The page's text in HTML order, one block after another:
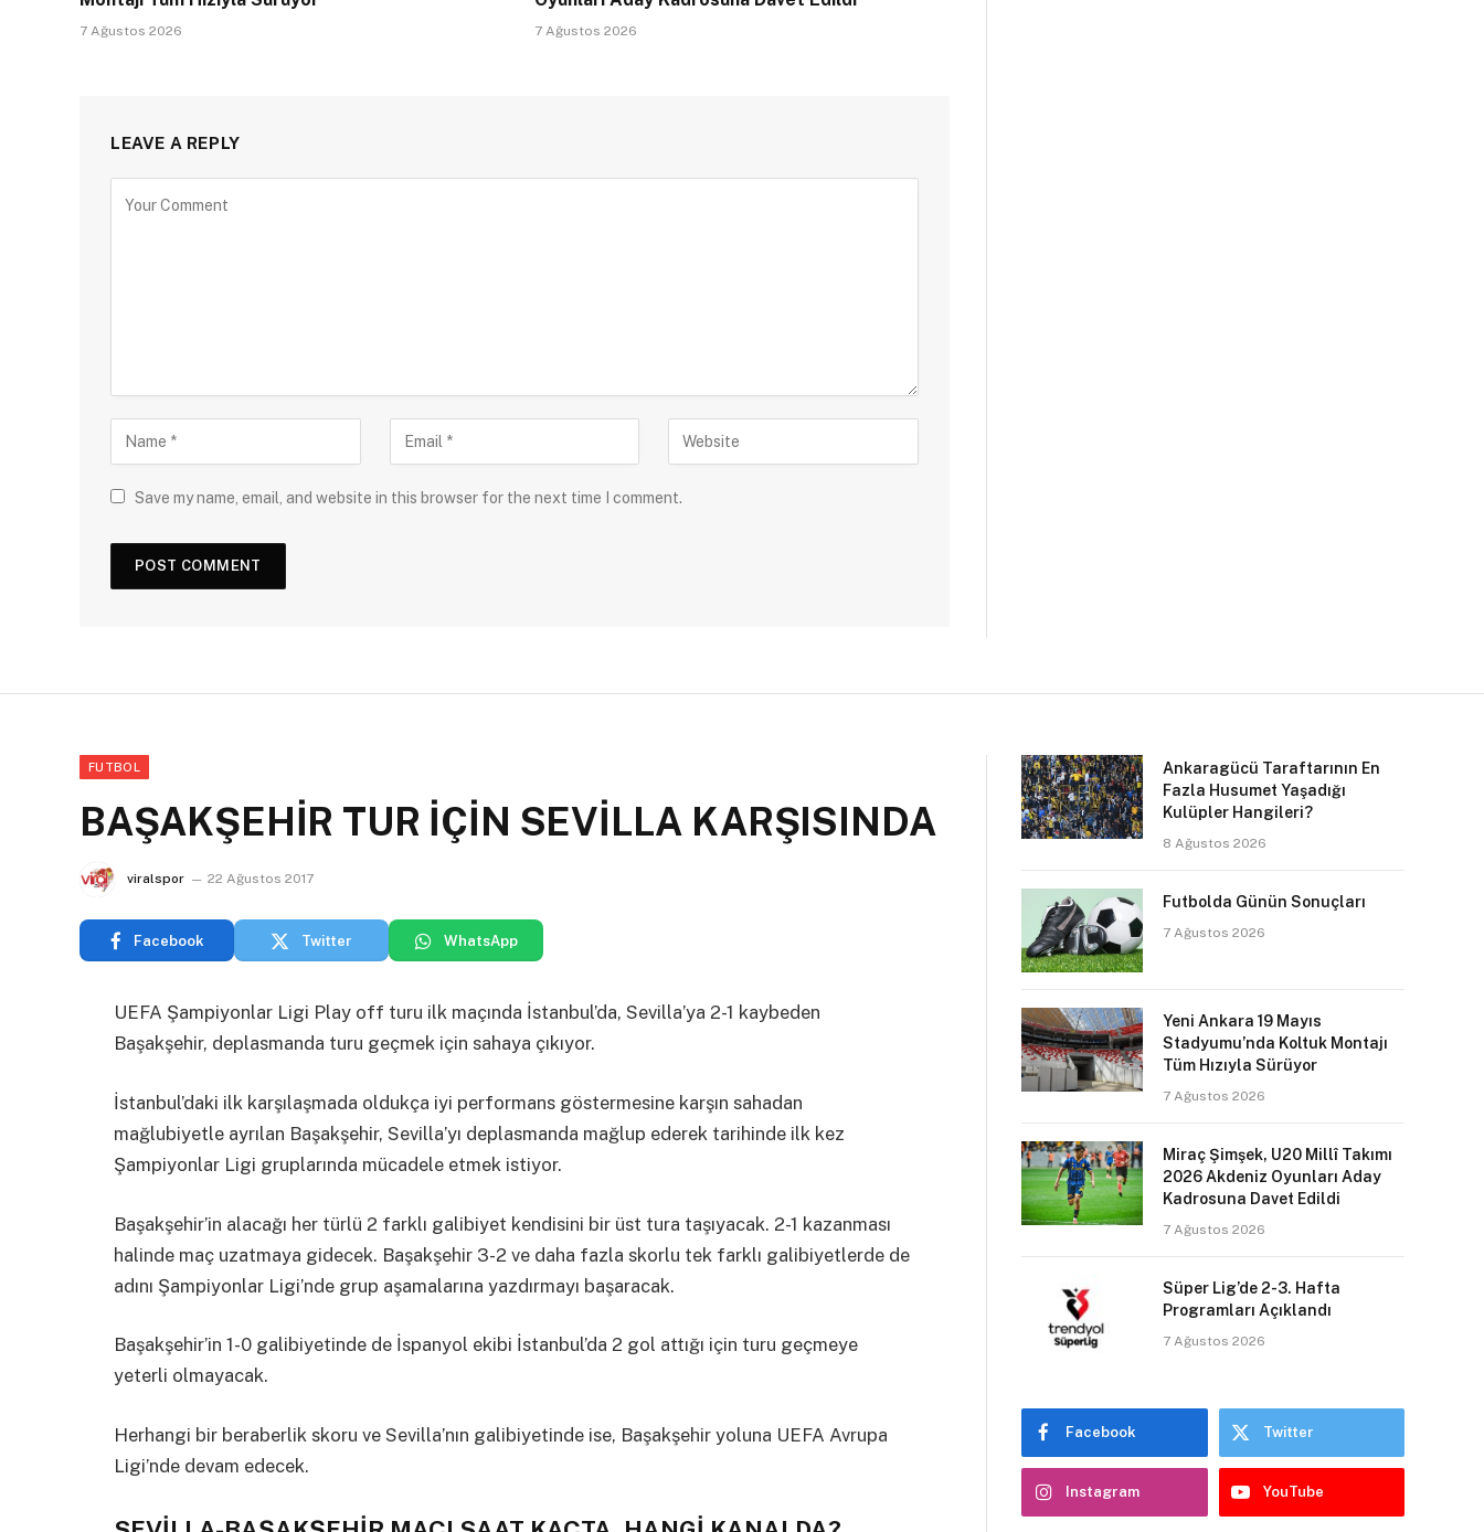
7 Ağustos 2026 7 Ağustos 2026
LEAVE A REPLY
Save my name, email, and website in this browser for the next time I comment.
FUTBOL
BAŞAKŞEHİR TUR İÇİN SEVİLLA KARŞISINDA
viralspor 22 Ağustos 2017
Facebook Twitter WhatsApp
UEFA Şampiyonlar Ligi Play off turu ilk maçında İstanbul’da, Sevilla’ya 2-1 kaybeden
Başakşehir, deplasmanda turu geçmek için sahaya çıkıyor.
İstanbul’daki ilk karşılaşmada oldukça iyi performans göstermesine karşın sahadan
mağlubiyetle ayrılan Başakşehir, Sevilla’yı deplasmanda mağlup ederek tarihinde ilk kez
Şampiyonlar Ligi gruplarında mücadele etmek istiyor.
Başakşehir’in alacağı her türlü 2 farklı galibiyet kendisini bir üst tura taşıyacak. 2-1 kazanması
halinde maç uzatmaya gidecek. Başakşehir 3-2 ve daha fazla skorlu tek farklı galibiyetlerde de
adını Şampiyonlar Ligi’nde grup aşamalarına yazdırmayı başaracak.
Başakşehir’in 1-0 galibiyetinde de İspanyol ekibi İstanbul’da 2 gol attığı için turu geçmeye
yeterli olmayacak.
Herhangi bir beraberlik skoru ve Sevilla’nın galibiyetinde ise, Başakşehir yoluna UEFA Avrupa
Ligi’nde devam edecek.
Ankaragücü Taraftarının En
Fazla Husumet Yaşadığı
Kulüpler Hangileri?
8 Ağustos 2026
Futbolda Günün Sonuçları
7 Ağustos 2026
Yeni Ankara 19 Mayıs
Stadyumu’nda Koltuk Montajı
Tüm Hızıyla Sürüyor
7 Ağustos 2026
Miraç Şimşek, U20 Millî Takımı
2026 Akdeniz Oyunları Aday
Kadrosuna Davet Edildi
7 Ağustos 2026
Süper Lig’de 2-3. Hafta
Programları Açıklandı
7 Ağustos 2026
Facebook Twitter
Instagram YouTube